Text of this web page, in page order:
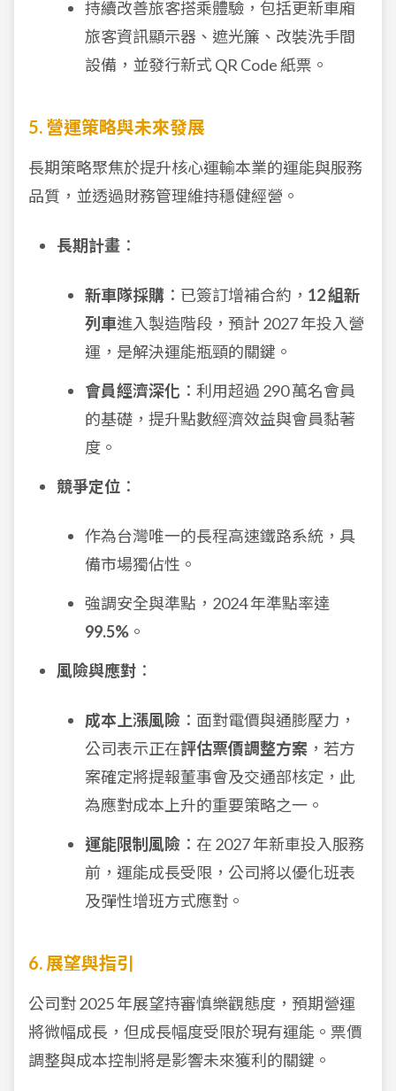
持續改善旅客搭乘體驗，包括更新車廂
旅客資訊顯示器、遮光簾、改裝洗手間
設備，並發行新式 QR Code 紙票。
5. 營運策略與未來發展
長期策略聚焦於提升核心運輸本業的運能與服務
品質，並透過財務管理維持穩健經營。
長期計畫 ：
新車隊採購 ：已簽訂增補合約， 12 組新
列車進入製造階段，預計 2027 年投入營
運，是解決運能瓶頸的關鍵。
會員經濟深化 ：利用超過 290 萬名會員
的基礎，提升點數經濟效益與會員黏著
度。
競爭定位 ：
作為台灣唯一的長程高速鐵路系統，具
備市場獨佔性。
強調安全與準點，2024 年準點率達
99.5% 。
風險與應對 ：
成本上漲風險 ：面對電價與通膨壓力，
公司表示正在評估票價調整方案 ，若方
案確定將提報董事會及交通部核定，此
為應對成本上升的重要策略之一。
運能限制風險 ：在 2027 年新車投入服務
前，運能成長受限，公司將以優化班表
及彈性增班方式應對。
6. 展望與指引
公司對 2025 年展望持審慎樂觀態度，預期營運
將微幅成長，但成長幅度受限於現有運能。票價
調整與成本控制將是影響未來獲利的關鍵。